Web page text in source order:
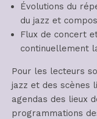
Évolutions du
du jazz et
Flux de concert
continuellement
Pour les lecteurs
jazz et des scènes
agendas des lieux
programmations